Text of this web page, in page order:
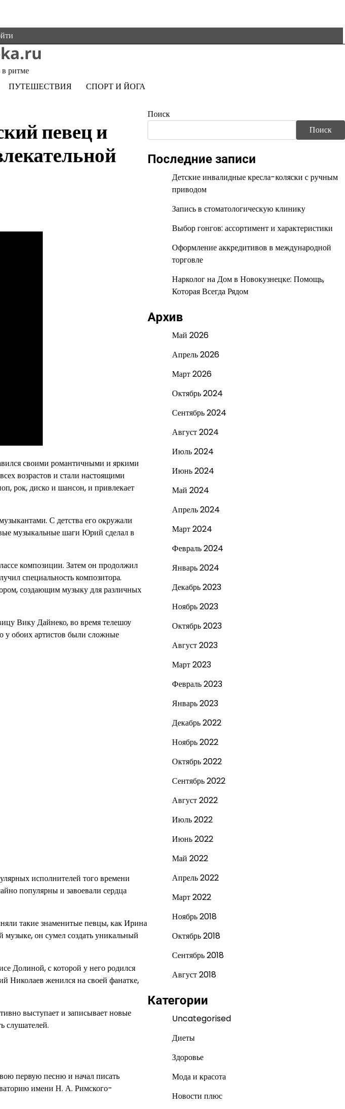
ритме
ПУТЕШЕСТВИЯ СПОРТ И ЙОГА
певец и
своими романтичными и яркими
возрастов и стали настоящими
рок, диско и шансон, и привлекает
С детства его окружали
музыкальные шаги Юрий сделал в
композиции. Затем он продолжил
специальность композитора.
создающим музыку для различных
Вику Дайнеко, во время телешоу
у обоих артистов были сложные
исполнителей того времени
популярны и завоевали сердца
такие знаменитые певцы, как Ирина
музыке, он сумел создать уникальный
Долиной, с которой у него родился
Николаев женился на своей фанатке,
выступает и записывает новые
слушателей.
первую песню и начал писать
имени Н. А. Римского-
Поиск
Поиск
Последние записи
Детские инвалидные кресла-коляски с ручным
приводом
Запись в стоматологическую клинику
Выбор гонгов: ассортимент и характеристики
Оформление аккредитивов в международной
торговле
Нарколог на Дом в Новокузнецке: Помощь,
Которая Всегда Рядом
Архив
Май 2026
Апрель 2026
Март 2026
Октябрь 2024
Сентябрь 2024
Август 2024
Июль 2024
Июнь 2024
Май 2024
Апрель 2024
Март 2024
Февраль 2024
Январь 2024
Декабрь 2023
Ноябрь 2023
Октябрь 2023
Август 2023
Март 2023
Февраль 2023
Январь 2023
Декабрь 2022
Ноябрь 2022
Октябрь 2022
Сентябрь 2022
Август 2022
Июль 2022
Июнь 2022
Май 2022
Апрель 2022
Март 2022
Ноябрь 2018
Октябрь 2018
Сентябрь 2018
Август 2018
Категории
Uncategorised
Диеты
Здоровье
Мода и красота
Новости плюс